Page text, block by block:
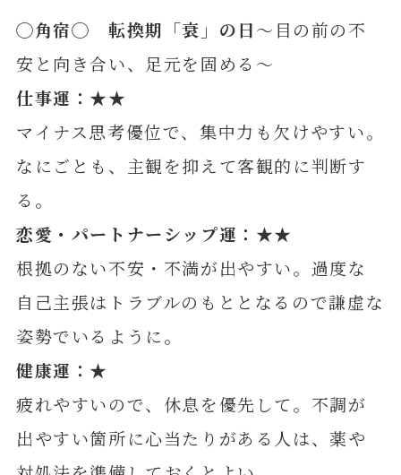
◯角宿◯ 転換期「衰」の日～目の前の不
安と向き合い、足元を固める～
仕事運：★★
マイナス思考優位で、集中力も欠けやすい。
なにごとも、主観を抑えて客観的に判断す
る。
恋愛・パートナーシップ運：★★
根拠のない不安・不満が出やすい。過度な
自己主張はトラブルのもととなるので謙虚な
姿勢でいるように。
健康運：★
疲れやすいので、休息を優先して。不調が
出やすい箇所に心当たりがある人は、薬や